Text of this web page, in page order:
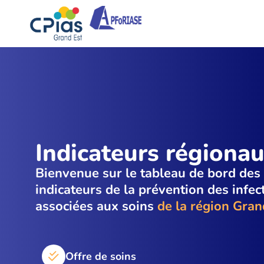
Indicateurs
Bienvenue sur le tableau de bord des
indicateurs de la prévention des
associées aux soins de la région
Offre de soins